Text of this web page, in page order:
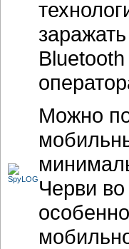
Можно
Черви